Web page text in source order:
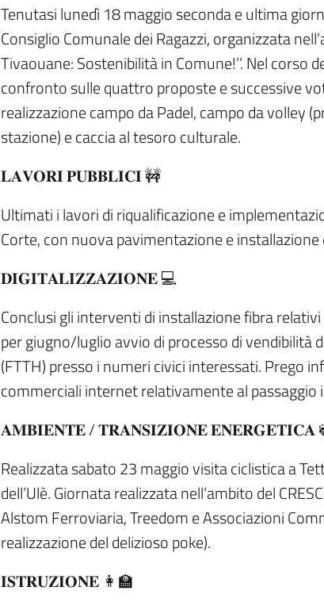
Tenutasi lunedì 18 maggio seconda e ultima
Consiglio Comunale dei Ragazzi, organizzata
Tivaouane: Sostenibilità in Comune!’’. Nel corso
confronto sulle quattro proposte e successive
realizzazione campo da Padel, campo da volley
stazione) e caccia al tesoro culturale.
𝐋𝐀𝐕𝐎𝐑𝐈 𝐏𝐔𝐁𝐁𝐋𝐈𝐂𝐈 🚧
Ultimati i lavori di riqualificazione e
Corte, con nuova pavimentazione e installazione
𝐃𝐈𝐆𝐈𝐓𝐀𝐋𝐈𝐙𝐙𝐀𝐙𝐈𝐎𝐍𝐄 💻
Conclusi gli interventi di installazione fibra
per giugno/luglio avvio di processo di vendibilità
(FTTH) presso i numeri civici interessati. Prego
commerciali internet relativamente al passaggio
𝐀𝐌𝐁𝐈𝐄𝐍𝐓𝐄 / 𝐓𝐑𝐀𝐍𝐒𝐈𝐙𝐈𝐎𝐍𝐄 𝐄𝐍𝐄𝐑𝐆𝐄𝐓𝐈𝐂𝐀
Realizzata sabato 23 maggio visita ciclistica a
dell’Ulè. Giornata realizzata nell’ambito del
Alstom Ferroviaria, Treedom e Associazioni
realizzazione del delizioso poke).
𝐈𝐒𝐓𝐑𝐔𝐙𝐈𝐎𝐍𝐄 👩‍🏫